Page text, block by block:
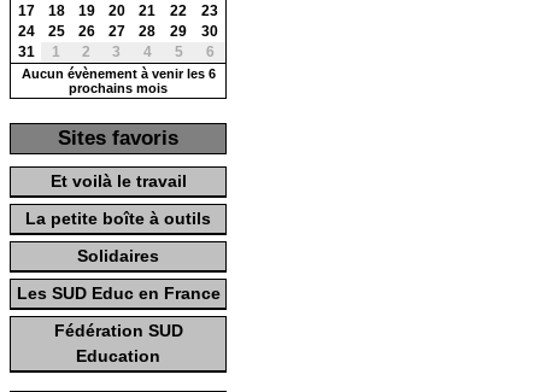
17
18 19 20 21 22
23
24
25 26 27 28 29
30
31
1 2 3 4 5 6
Aucun évènement à venir les 6
prochains mois
Sites favoris
Et voilà le travail
La petite boîte à outils
Solidaires
Les SUD Educ en France
Fédération SUD
Education